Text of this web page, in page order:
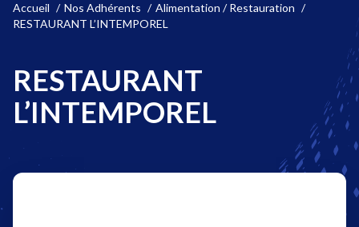
Accueil Nos Adhérents
Alimentation / Restauration
RESTAURANT L’INTEMPOREL
RESTAURANT
L’INTEMPOREL